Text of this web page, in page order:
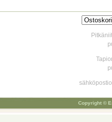
Copyright ©